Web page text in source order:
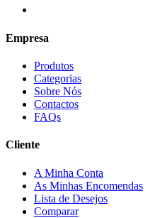
Empresa
Produtos
Categorias
Sobre Nós
Contactos
FAQs
Cliente
A Minha Conta
As Minhas Encomendas
Lista de Desejos
Comparar